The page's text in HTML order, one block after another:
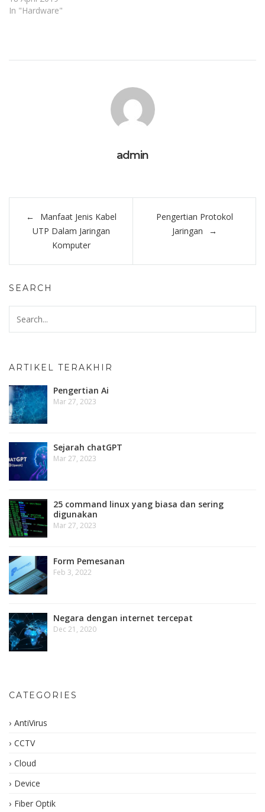
In "Hardware"
admin
navigation
Manfaat Jenis Kabel
UTP Dalam Jaringan
Komputer
Pengertian Protokol
Jaringan
SEARCH
ARTIKEL TERAKHIR
Pengertian Ai
Mar 27, 2023
Sejarah chatGPT
Mar 27, 2023
25 command linux yang biasa dan sering
digunakan
Mar 27, 2023
Form Pemesanan
Feb 3, 2022
Negara dengan internet tercepat
Dec 21, 2020
CATEGORIES
AntiVirus
CCTV
Cloud
Device
Fiber Optik